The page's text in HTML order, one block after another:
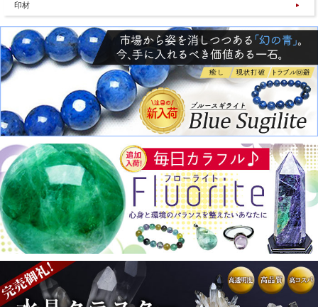
印材